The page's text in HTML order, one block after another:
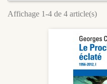
Affichage 1-4 de 4 article(s)